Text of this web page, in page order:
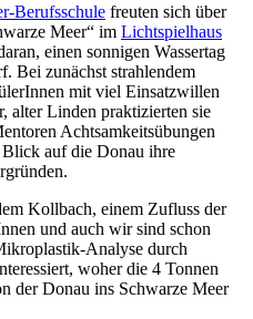
Berufsschule freuten sich über
Meer“ im Lichtspielhaus
einen sonnigen Wassertag
Bei zunächst strahlendem
mit viel Einsatzwillen
alter Linden praktizierten sie
Achtsamkeitsübungen
auf die Donau ihre
Kollbach, einem Zufluss der
und auch wir sind schon
Analyse durch
woher die 4 Tonnen
der Donau ins Schwarze Meer